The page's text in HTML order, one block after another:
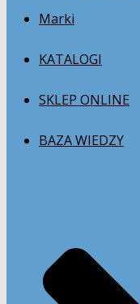
Marki
KATALOGI
SKLEP ONLINE
BAZA WIEDZY